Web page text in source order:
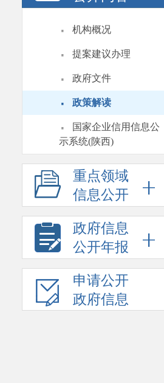
· 机构概况
· 提案建议办理
· 政府文件
· 政策解读
·
国家企业信用信息公
示系统(陕西)
重点领域
信息公开
政府信息
公开年报
申请公开
政府信息